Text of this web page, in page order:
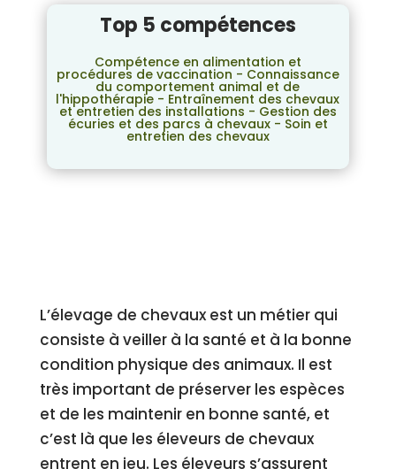
Top 5 compétences
Compétence en alimentation et
procédures de vaccination - Connaissance
du comportement animal et de
l'hippothérapie - Entraînement des chevaux
et entretien des installations - Gestion des
écuries et des parcs à chevaux - Soin et
entretien des chevaux
L’élevage de chevaux est un métier qui
consiste à veiller à la santé et à la bonne
condition physique des animaux. Il est
très important de préserver les espèces
et de les maintenir en bonne santé, et
c’est là que les éleveurs de chevaux
entrent en jeu. Les éleveurs s’assurent